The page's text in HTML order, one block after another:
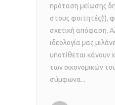
πρόταση μείωσης
στους φοιτητές(!),
σχετική απόφαση.
ιδεολογία μας
υποτίθεται κάνουν
των οικονομικών
σύμφωνα...